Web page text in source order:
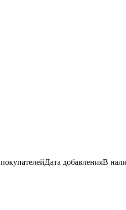
покупателейДата добавленияВ